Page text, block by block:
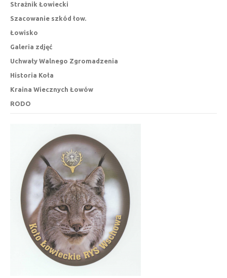
Strażnik Łowiecki
Szacowanie szkód łow.
Łowisko
Galeria zdjęć
Uchwały Walnego Zgromadzenia
Historia Koła
Kraina Wiecznych Łowów
RODO